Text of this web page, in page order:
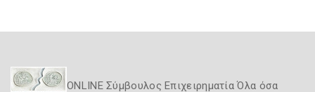
ONLINE Σύμβουλος Επιχειρηματία Όλα όσα